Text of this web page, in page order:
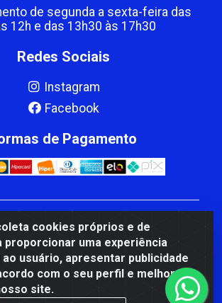
cookies próprios e de
uma experiência
usuário, apresentar publicidade
com o seu perfil e melhorar a
site.
de segunda a sexta-feira das
12h e das 13h30 às 17h30
Redes Sociais
Instagram
Facebook
de Pagamento
COMERCIO PEÇAS LTDA Matriz - av
Madureira, 1249 - Coramara , Cachoeiro
ES - CEP 29.311-310 - CNPJ
00.502.680/0001-41